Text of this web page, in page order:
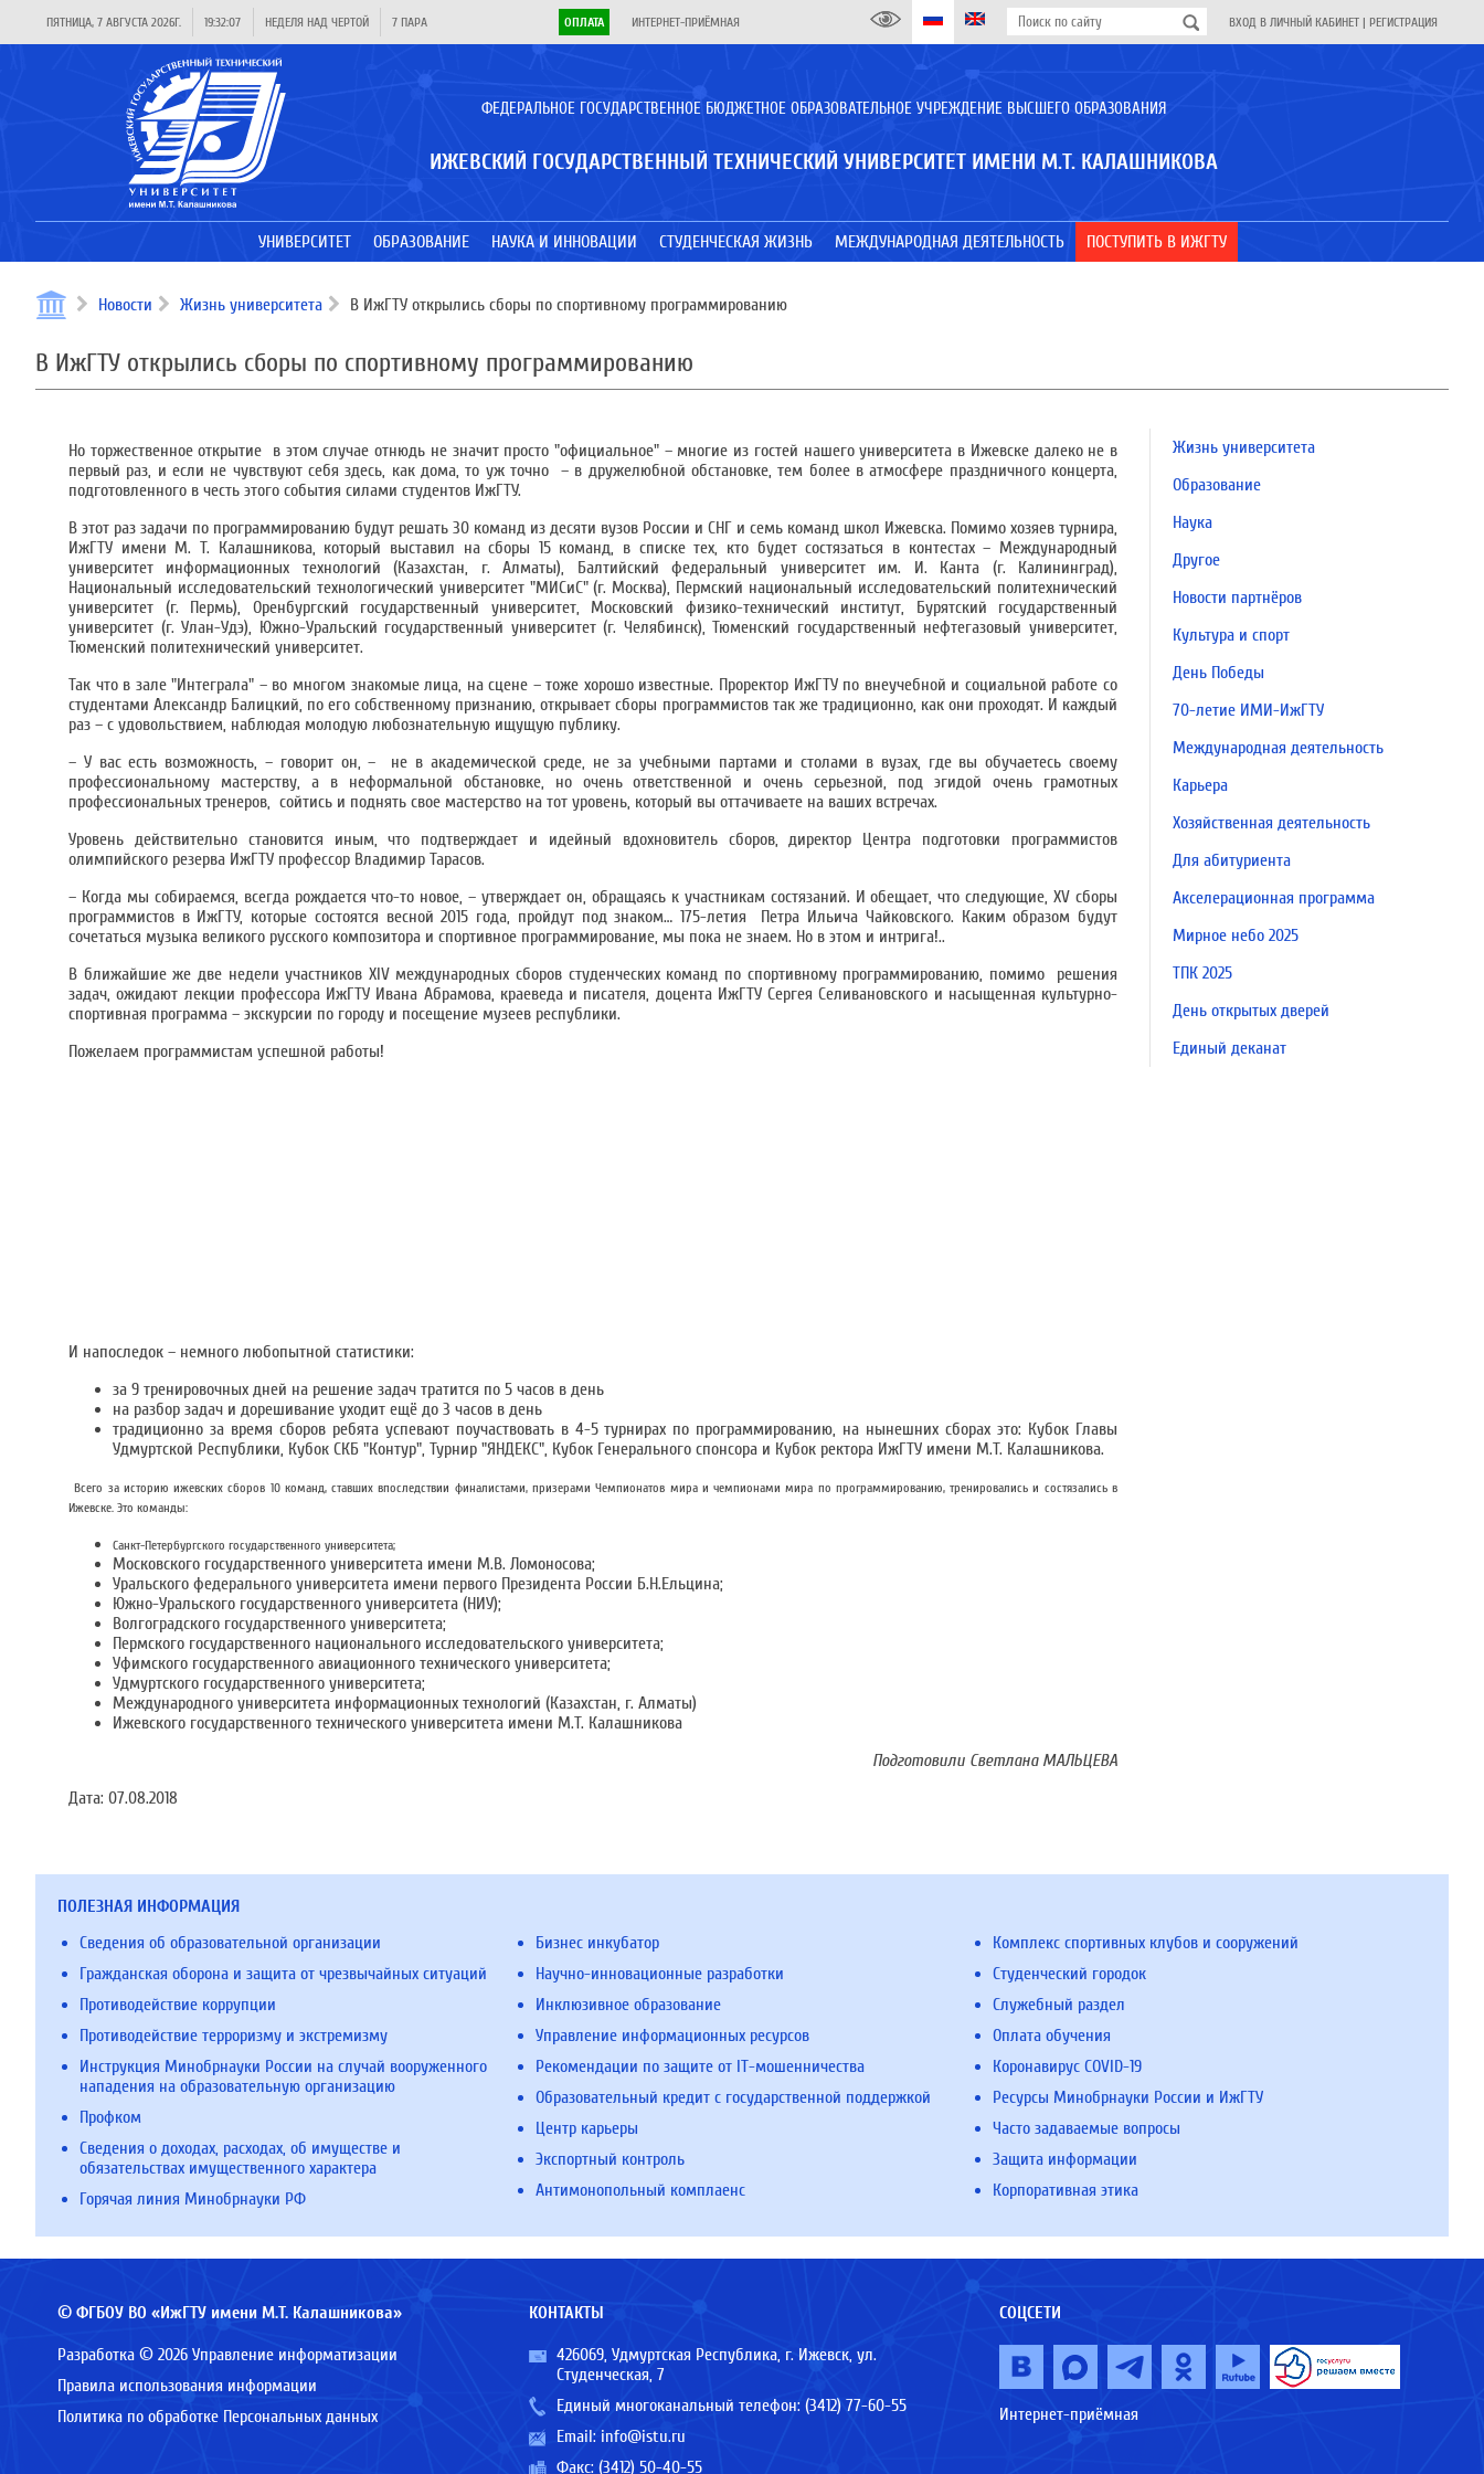
ПЯТНИЦА, 7 АВГУСТА 2026Г. 19:32:08 НЕДЕЛЯ НАД ЧЕРТОЙ 7 ПАРА ОПЛАТА ИНТЕРНЕТ-ПРИЁМНАЯ ВХОД В ЛИЧНЫЙ КАБИНЕТ | РЕГИСТРАЦИЯ
ФЕДЕРАЛЬНОЕ ГОСУДАРСТВЕННОЕ БЮДЖЕТНОЕ ОБРАЗОВАТЕЛЬНОЕ УЧРЕЖДЕНИЕ ВЫСШЕГО ОБРАЗОВАНИЯ
ИЖЕВСКИЙ ГОСУДАРСТВЕННЫЙ ТЕХНИЧЕСКИЙ УНИВЕРСИТЕТ ИМЕНИ М.Т. КАЛАШНИКОВА
УНИВЕРСИТЕТ ОБРАЗОВАНИЕ НАУКА И ИННОВАЦИИ СТУДЕНЧЕСКАЯ ЖИЗНЬ МЕЖДУНАРОДНАЯ ДЕЯТЕЛЬНОСТЬ ПОСТУПИТЬ В ИЖГТУ
Новости Жизнь университета В ИжГТУ открылись сборы по спортивному программированию
В ИжГТУ открылись сборы по спортивному программированию
Но торжественное открытие в этом случае отнюдь не значит просто "официальное" – многие из гостей нашего университета в Ижевске далеко не в
первый раз, и если не чувствуют себя здесь, как дома, то уж точно – в дружелюбной обстановке, тем более в атмосфере праздничного концерта,
подготовленного в честь этого события силами студентов ИжГТУ.
В этот раз задачи по программированию будут решать 30 команд из десяти вузов России и СНГ и семь команд школ Ижевска. Помимо хозяев турнира,
ИжГТУ имени М. Т. Калашникова, который выставил на сборы 15 команд, в списке тех, кто будет состязаться в контестах – Международный
университет информационных технологий (Казахстан, г. Алматы), Балтийский федеральный университет им. И. Канта (г. Калининград),
Национальный исследовательский технологический университет "МИСиС" (г. Москва), Пермский национальный исследовательский политехнический
университет (г. Пермь), Оренбургский государственный университет, Московский физико-технический институт, Бурятский государственный
университет (г. Улан-Удэ), Южно-Уральский государственный университет (г. Челябинск), Тюменский государственный нефтегазовый университет,
Тюменский политехнический университет.
Так что в зале "Интеграла" – во многом знакомые лица, на сцене – тоже хорошо известные. Проректор ИжГТУ по внеучебной и социальной работе со
студентами Александр Балицкий, по его собственному признанию, открывает сборы программистов так же традиционно, как они проходят. И каждый
раз – с удовольствием, наблюдая молодую любознательную ищущую публику.
– У вас есть возможность, – говорит он, – не в академической среде, не за учебными партами и столами в вузах, где вы обучаетесь своему
профессиональному мастерству, а в неформальной обстановке, но очень ответственной и очень серьезной, под эгидой очень грамотных
профессиональных тренеров, сойтись и поднять свое мастерство на тот уровень, который вы оттачиваете на ваших встречах.
Уровень действительно становится иным, что подтверждает и идейный вдохновитель сборов, директор Центра подготовки программистов
олимпийского резерва ИжГТУ профессор Владимир Тарасов.
– Когда мы собираемся, всегда рождается что-то новое, – утверждает он, обращаясь к участникам состязаний. И обещает, что следующие, XV сборы
программистов в ИжГТУ, которые состоятся весной 2015 года, пройдут под знаком… 175-летия Петра Ильича Чайковского. Каким образом будут
сочетаться музыка великого русского композитора и спортивное программирование, мы пока не знаем. Но в этом и интрига!..
В ближайшие же две недели участников XIV международных сборов студенческих команд по спортивному программированию, помимо решения
задач, ожидают лекции профессора ИжГТУ Ивана Абрамова, краеведа и писателя, доцента ИжГТУ Сергея Селивановского и насыщенная культурно-
спортивная программа – экскурсии по городу и посещение музеев республики.
Пожелаем программистам успешной работы!
И напоследок – немного любопытной статистики:
за 9 тренировочных дней на решение задач тратится по 5 часов в день
на разбор задач и дорешивание уходит ещё до 3 часов в день
традиционно за время сборов ребята успевают поучаствовать в 4-5 турнирах по программированию, на нынешних сборах это: Кубок Главы
Удмуртской Республики, Кубок СКБ "Контур", Турнир "ЯНДЕКС", Кубок Генерального спонсора и Кубок ректора ИжГТУ имени М.Т. Калашникова.
Всего за историю ижевских сборов 10 команд, ставших впоследствии финалистами, призерами Чемпионатов мира и чемпионами мира по программированию, тренировались и состязались в
Ижевске. Это команды:
Санкт-Петербургского государственного университета;
Московского государственного университета имени М.В. Ломоносова;
Уральского федерального университета имени первого Президента России Б.Н.Ельцина;
Южно-Уральского государственного университета (НИУ);
Волгоградского государственного университета;
Пермского государственного национального исследовательского университета;
Уфимского государственного авиационного технического университета;
Удмуртского государственного университета;
Международного университета информационных технологий (Казахстан, г. Алматы)
Ижевского государственного технического университета имени М.Т. Калашникова
Подготовили Светлана МАЛЬЦЕВА
Дата: 07.08.2018
Жизнь университета
Образование
Наука
Другое
Новости партнёров
Культура и спорт
День Победы
70-летие ИМИ-ИжГТУ
Международная деятельность
Карьера
Хозяйственная деятельность
Для абитуриента
Акселерационная программа
Мирное небо 2025
ТПК 2025
День открытых дверей
Единый деканат
ПОЛЕЗНАЯ ИНФОРМАЦИЯ
Сведения об образовательной организации
Гражданская оборона и защита от чрезвычайных ситуаций
Противодействие коррупции
Противодействие терроризму и экстремизму
Инструкция Минобрнауки России на случай вооруженного
нападения на образовательную организацию
Профком
Сведения о доходах, расходах, об имуществе и
обязательствах имущественного характера
Горячая линия Минобрнауки РФ
Бизнес инкубатор
Научно-инновационные разработки
Инклюзивное образование
Управление информационных ресурсов
Рекомендации по защите от IT-мошенничества
Образовательный кредит с государственной поддержкой
Центр карьеры
Экспортный контроль
Антимонопольный комплаенс
Комплекс спортивных клубов и сооружений
Студенческий городок
Служебный раздел
Оплата обучения
Коронавирус COVID-19
Ресурсы Минобрнауки России и ИжГТУ
Часто задаваемые вопросы
Защита информации
Корпоративная этика
© ФГБОУ ВО «ИжГТУ имени М.Т. Калашникова»
Разработка © 2026 Управление информатизации
Правила использования информации
Политика по обработке Персональных данных
КОНТАКТЫ
426069, Удмуртская Республика, г. Ижевск, ул.
Студенческая, 7
Единый многоканальный телефон: (3412) 77-60-55
Email: info@istu.ru
Факс: (3412) 50-40-55
СОЦСЕТИ
Интернет-приёмная